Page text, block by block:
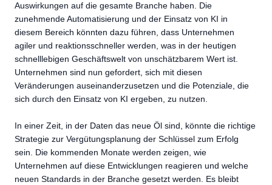
Auswirkungen auf die gesamte Branche haben. Die
zunehmende Automatisierung und der Einsatz von KI in
diesem Bereich könnten dazu führen, dass Unternehmen
agiler und reaktionsschneller werden, was in der heutigen
schnelllebigen Geschäftswelt von unschätzbarem Wert ist.
Unternehmen sind nun gefordert, sich mit diesen
Veränderungen auseinanderzusetzen und die Potenziale, die
sich durch den Einsatz von KI ergeben, zu nutzen.
In einer Zeit, in der Daten das neue Öl sind, könnte die richtige
Strategie zur Vergütungsplanung der Schlüssel zum Erfolg
sein. Die kommenden Monate werden zeigen, wie
Unternehmen auf diese Entwicklungen reagieren und welche
neuen Standards in der Branche gesetzt werden. Es bleibt